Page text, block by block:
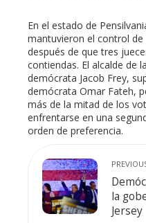
En el estado de
mantuvieron el control
después de que tres
contiendas. El alcalde de
demócrata Jacob Frey,
demócrata Omar Fateh,
más de la mitad de los
enfrentarse en una
orden de preferencia.
la
Jersey